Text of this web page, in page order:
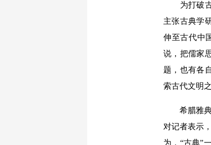
为打破古
主张古典学
伸至古代中
说，把儒家
题，也有各
索古代文明
希腊雅典科
对记者表示
为，“古典”